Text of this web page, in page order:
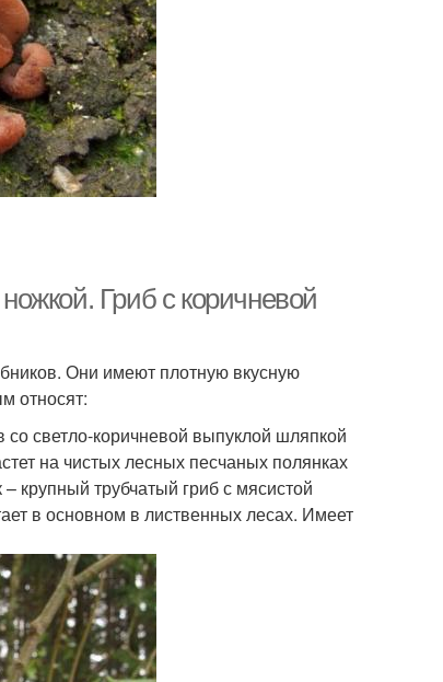
Гриб с коричневой
Они имеют плотную вкусную
относят:
светло-коричневой выпуклой шляпкой
на чистых лесных песчаных полянках
крупный трубчатый гриб с мясистой
в основном в лиственных лесах. Имеет